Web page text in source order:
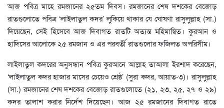
আজ পবিত্র মাহে রমজানের ২৫তম দিবস। রমজানের শেষ দশকের বেজোড়
রাতগুলোতে পবিত্র ‘লাইলাতুল কদর’ লুকিয়ে থাকার যে ঘোষণা রাসুলুল্লাহ (সা.)
দিয়েছেন, সেই হিসেবে আজ দিবাগত রাতটি অত্যন্ত মহিমান্বিত। কুরআন ও
হাদিসের আলোকে ২৫ রমজান ও এর পরবর্তী রাতগুলোর ফজিলত অপরিসীম।
লাইলাতুল কদরের অনুসন্ধান পবিত্র কুরআনে আল্লাহ তাআলা ইরশাদ করেছেন,
‘লাইলাতুল কদর হাজার মাসের চেয়েও শ্রেষ্ঠ’ (সুরা কদর, আয়াত-৩)। রাসুলুল্লাহ
(সা.) রমজানের শেষ দশকের বেজোড় রাতগুলোতে (২১, ২৩, ২৫, ২৭ ও ২৯)
কদর তালাশ করার নির্দেশ দিয়েছেন। আজ ২৫ রমজানের দিবাগত রাতে